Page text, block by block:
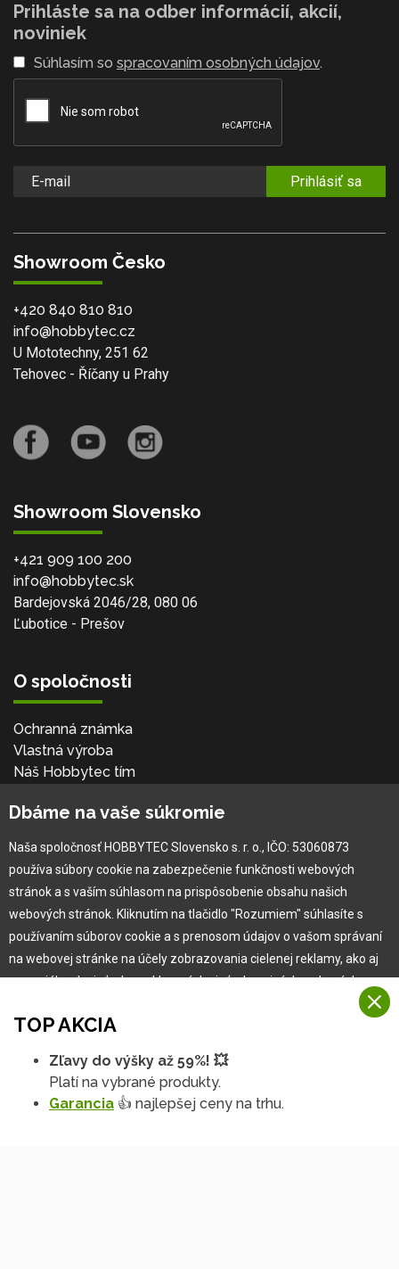
Prihláste sa na odber informácií, akcií,
noviniek
Súhlasím so spracovaním osobných údajov.
Prihlásiť sa
Showroom Česko
+420 840 810 810
info@hobbytec.cz
U Mototechny, 251 62
Tehovec - Říčany u Prahy
Showroom Slovensko
+421 909 100 200
info@hobbytec.sk
Bardejovská 2046/28, 080 06
Ľubotice - Prešov
O spoločnosti
Ochranná známka
Vlastná výroba
Náš Hobbytec tím
Naša história
Pre zákazníka
Garancia najlepšej ceny
Užívateľský manuál
Reklamácia
TOP AKCIA
Zľavy do výšky až 59%! 💥
Platí na vybrané produkty.
Garancia 👍 najlepšej ceny na trhu.
Dbáme na vaše súkromie
Naša spoločnosť HOBBYTEC Slovensko s. r. o., IČO: 53060873
používa súbory cookie na zabezpečenie funkčnosti webových
stránok a s vaším súhlasom na prispôsobenie obsahu našich
webových stránok. Kliknutím na tlačidlo "Rozumiem" súhlasíte s
používaním súborov cookie a s prenosom údajov o vašom správaní
na webovej stránke na účely zobrazovania cielenej reklamy, ako aj
na sociálnych sieťach a reklamných sieťach na iných webových
Viac informácií
Na našich webových stránkach používame niekoľko kategórií
Rozumiem